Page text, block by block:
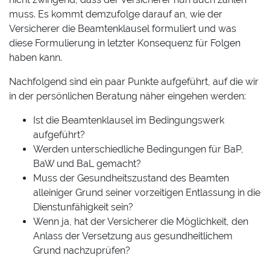
muss. Es kommt demzufolge darauf an, wie der
Versicherer die Beamtenklausel formuliert und was
diese Formulierung in letzter Konsequenz für Folgen
haben kann.
Nachfolgend sind ein paar Punkte aufgeführt, auf die wir
in der persönlichen Beratung näher eingehen werden:
Ist die Beamtenklausel im Bedingungswerk
aufgeführt?
Werden unterschiedliche Bedingungen für BaP,
BaW und BaL gemacht?
Muss der Gesundheitszustand des Beamten
alleiniger Grund seiner vorzeitigen Entlassung in die
Dienstunfähigkeit sein?
Wenn ja, hat der Versicherer die Möglichkeit, den
Anlass der Versetzung aus gesundheitlichem
Grund nachzuprüfen?